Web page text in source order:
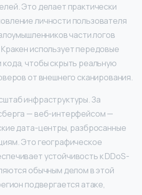
Это делает практически
личности пользователя
части логов
использует передовые
чтобы скрыть реальную
от внешнего сканирования.
инфраструктуры. За
— веб-интерфейсом —
дата-центры, разбросанные
Это географическое
устойчивость к DDoS-
обычным делом в этой
подвергается атаке,